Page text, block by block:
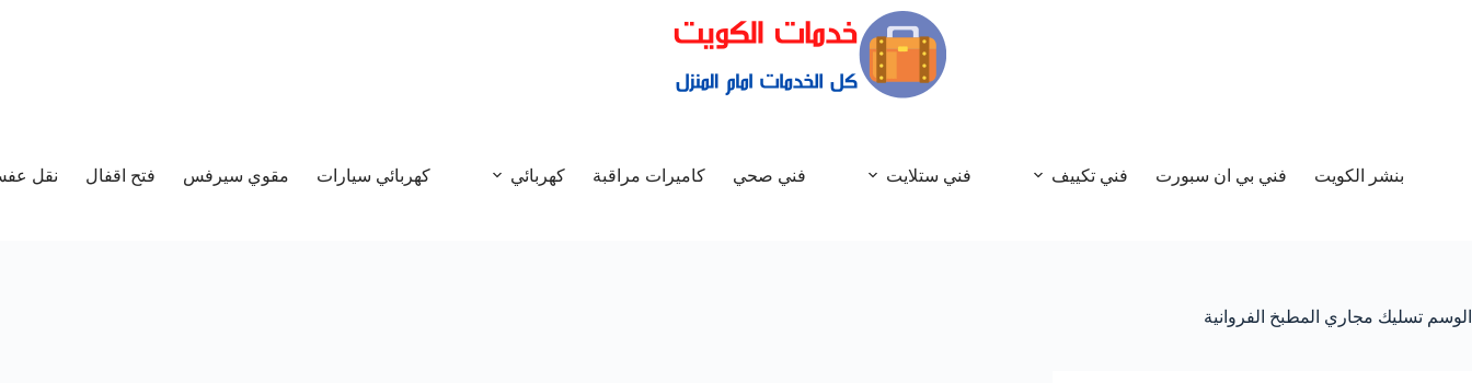
بنشر الكويت فني بي ان سبورت فني تكييف فني ستلايت فني صحي كاميرات مراقبة كهربائي كهربائي سيارات مقوي سيرفس فتح اقفال نقل
الوسم تسليك مجاري المطبخ الفروانية